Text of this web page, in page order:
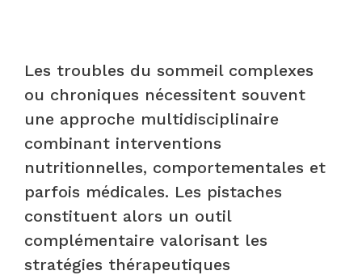
Les troubles du sommeil complexes
ou chroniques nécessitent souvent
une approche multidisciplinaire
combinant interventions
nutritionnelles, comportementales et
parfois médicales. Les pistaches
constituent alors un outil
complémentaire valorisant les
stratégies thérapeutiques